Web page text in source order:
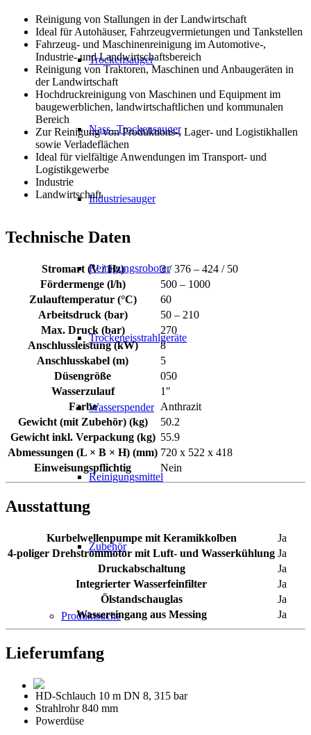
Trockensauger
Nass- Trockensauger
Industriesauger
Reinigungsroboter
Trockeneisstrahlgeräte
Wasserspender
Reinigungsmittel
Zubehör
Produktsuche
Reinigung von Stallungen in der Landwirtschaft
Ideal für Autohäuser, Fahrzeugvermietungen und Tankstellen
Fahrzeug- und Maschinenreinigung im Automotive-,
Industrie- und Landwirtschaftsbereich
Reinigung von Traktoren, Maschinen und Anbaugeräten in
der Landwirtschaft
Hochdruckreinigung von Maschinen und Equipment im
baugewerblichen, landwirtschaftlichen und kommunalen
Bereich
Zur Reinigung von Produktions-, Lager- und Logistikhallen
sowie Verladeflächen
Ideal für vielfältige Anwendungen im Transport- und
Logistikgewerbe
Industrie
Landwirtschaft
Technische Daten
Stromart (V / Hz)
3 / 376 – 424 / 50
Fördermenge (l/h)
500 – 1000
Zulauftemperatur (°C)
60
Arbeitsdruck (bar)
50 – 210
Max. Druck (bar)
270
Anschlussleistung (kW)
8
Anschlusskabel (m)
5
Düsengröße
050
Wasserzulauf
1″
Farbe
Anthrazit
Gewicht (mit Zubehör) (kg)
50.2
Gewicht inkl. Verpackung (kg) 55.9
Abmessungen (L × B × H) (mm) 720 x 522 x 418
Einweisungspflichtig
Nein
Ausstattung
Kurbelwellenpumpe mit Keramikkolben
Ja
4-poliger Drehstrommotor mit Luft- und Wasserkühlung Ja
Druckabschaltung
Ja
Integrierter Wasserfeinfilter
Ja
Ölstandschauglas
Ja
Wassereingang aus Messing
Ja
Lieferumfang
HD-Schlauch 10 m DN 8, 315 bar
Strahlrohr 840 mm
Powerdüse